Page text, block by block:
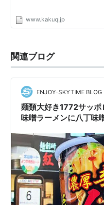
www.kakuq.jp
関連ブログ
ENJOY-SKYTIME BLOG
麺類大好き1772サッ
味噌ラーメンに八丁味